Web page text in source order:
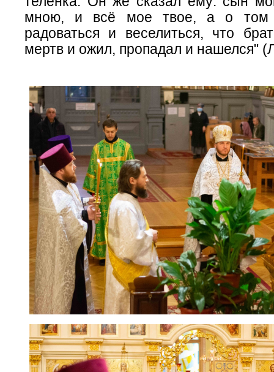
мною, и всё мое твое, а о том
радоваться и веселиться, что
мертв и ожил, пропадал и нашелся"